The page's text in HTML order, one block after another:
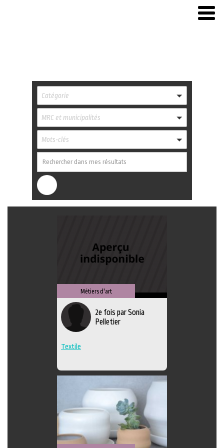
Catégorie
MRC et municipalités
Mots-clés
Métiers d'art
2e fois par Sonia
Pelletier
Textile